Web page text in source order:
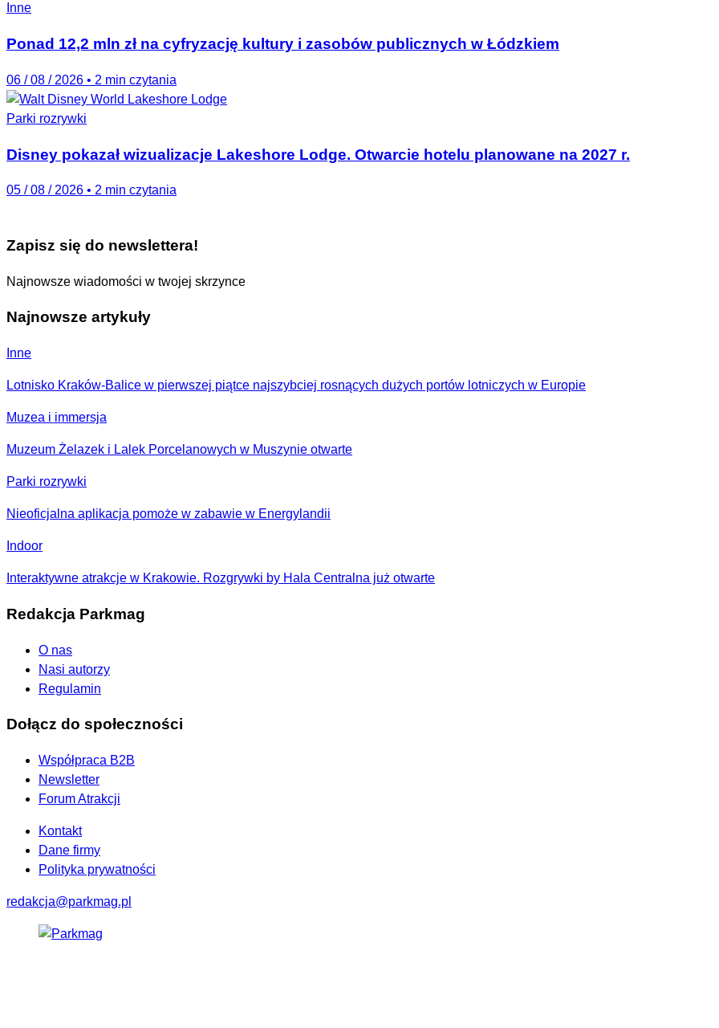
Inne
Ponad 12,2 mln zł na cyfryzację kultury i zasobów publicznych w Łódzkiem
06 / 08 / 2026 • 2 min czytania
Parki rozrywki
Disney pokazał wizualizacje Lakeshore Lodge. Otwarcie hotelu planowane na 2027 r.
05 / 08 / 2026 • 2 min czytania
Zapisz się do newslettera!
Najnowsze wiadomości w twojej skrzynce
Najnowsze artykuły
Inne
Lotnisko Kraków-Balice w pierwszej piątce najszybciej rosnących dużych portów lotniczych w Europie
Muzea i immersja
Muzeum Żelazek i Lalek Porcelanowych w Muszynie otwarte
Parki rozrywki
Nieoficjalna aplikacja pomoże w zabawie w Energylandii
Indoor
Interaktywne atrakcje w Krakowie. Rozgrywki by Hala Centralna już otwarte
Redakcja Parkmag
O nas
Nasi autorzy
Regulamin
Dołącz do społeczności
Współpraca B2B
Newsletter
Forum Atrakcji
Kontakt
Dane firmy
Polityka prywatności
redakcja@parkmag.pl